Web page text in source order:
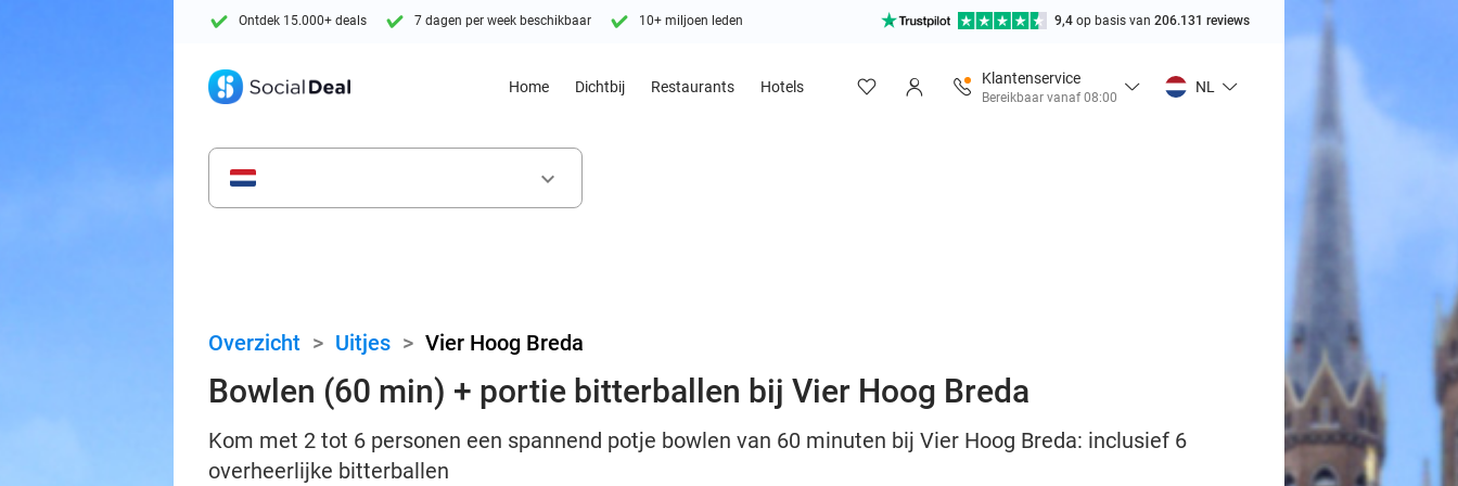
Ontdek 15.000+ deals 7 dagen per week beschikbaar 10+ miljoen leden 9,4 op basis van 206.131 reviews
Home Dichtbij Restaurants Hotels
Klantenservice
Bereikbaar vanaf 08:00
NL
keyboard_arrow_down
Overzicht > Uitjes > Vier Hoog Breda
Bowlen (60 min) + portie bitterballen bij Vier Hoog Breda
Kom met 2 tot 6 personen een spannend potje bowlen van 60 minuten bij Vier Hoog Breda: inclusief 6
overheerlijke bitterballen